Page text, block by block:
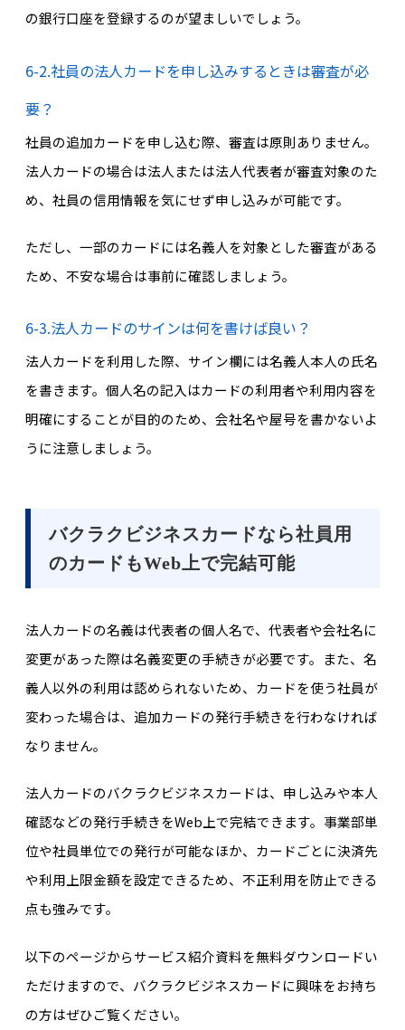
の銀行口座を登録するのが望ましいでしょう。
6-2.社員の法人カードを申し込みするときは審査が必
要？
社員の追加カードを申し込む際、審査は原則ありません。
法人カードの場合は法人または法人代表者が審査対象のた
め、社員の信用情報を気にせず申し込みが可能です。
ただし、一部のカードには名義人を対象とした審査がある
ため、不安な場合は事前に確認しましょう。
6-3.法人カードのサインは何を書けば良い？
法人カードを利用した際、サイン欄には名義人本人の氏名
を書きます。個人名の記入はカードの利用者や利用内容を
明確にすることが目的のため、会社名や屋号を書かないよ
うに注意しましょう。
バクラクビジネスカードなら社員用
のカードもWeb上で完結可能
法人カードの名義は代表者の個人名で、代表者や会社名に
変更があった際は名義変更の手続きが必要です。また、名
義人以外の利用は認められないため、カードを使う社員が
変わった場合は、追加カードの発行手続きを行わなければ
なりません。
法人カードのバクラクビジネスカードは、申し込みや本人
確認などの発行手続きをWeb上で完結できます。事業部単
位や社員単位での発行が可能なほか、カードごとに決済先
や利用上限金額を設定できるため、不正利用を防止できる
点も強みです。
以下のページからサービス紹介資料を無料ダウンロードい
ただけますので、バクラクビジネスカードに興味をお持ち
の方はぜひご覧ください。